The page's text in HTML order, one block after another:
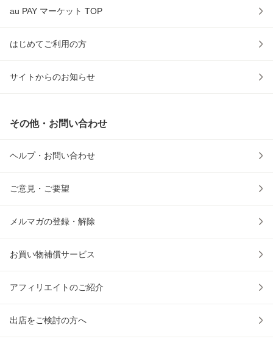
au PAY マーケット TOP
はじめてご利用の方
サイトからのお知らせ
その他・お問い合わせ
ヘルプ・お問い合わせ
ご意見・ご要望
メルマガの登録・解除
お買い物補償サービス
アフィリエイトのご紹介
出店をご検討の方へ